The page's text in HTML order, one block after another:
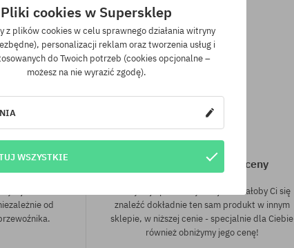
350 zł
350 zł
od
Gwarancja najniższej ceny
Mamy najlepsze ceny, ale jeśli udałoby Ci się
znaleźć dokładnie ten sam produkt w innym
sklepie, w niższej cenie - specjalnie dla Ciebie
również obniżymy jego cenę!
Pliki cookies w Supersklep
z plików cookies w celu sprawnego działania witryny
personalizacji reklam oraz tworzenia usług i
do Twoich potrzeb (cookies opcjonalne –
możesz na nie wyrazić zgodę).
WSZYSTKIE